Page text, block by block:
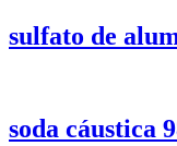
sulfato de
soda cáustica